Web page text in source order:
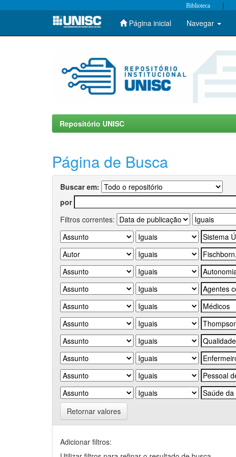
Skip
Biblioteca |
Página inicial Navegar
Repositório UNISC
Página de Busca
Buscar em:
por
Filtros correntes:
Retornar valores
Adicionar filtros: